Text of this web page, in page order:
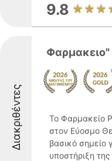
9.8
Διακριθέντες
Φαρμακειο"
Το Φαρμακείο
στον Εύοσμο
βασικό σημείο
υποστήριξη